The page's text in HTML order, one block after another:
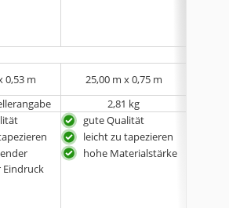
0,53 m 25,00 m x 0,75 m
2,81 kg
gute Qualität
leicht zu tapezieren
hohe Materialstärke